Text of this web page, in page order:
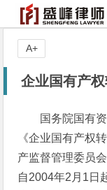
企业国有产
国务院国有
《企业国有产权
产监督管理委员
自2004年2月1日
A+